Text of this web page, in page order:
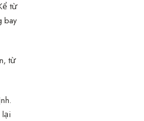
từ
bay
từ
lại